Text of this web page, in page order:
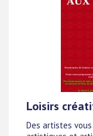
Loisirs
Des artistes